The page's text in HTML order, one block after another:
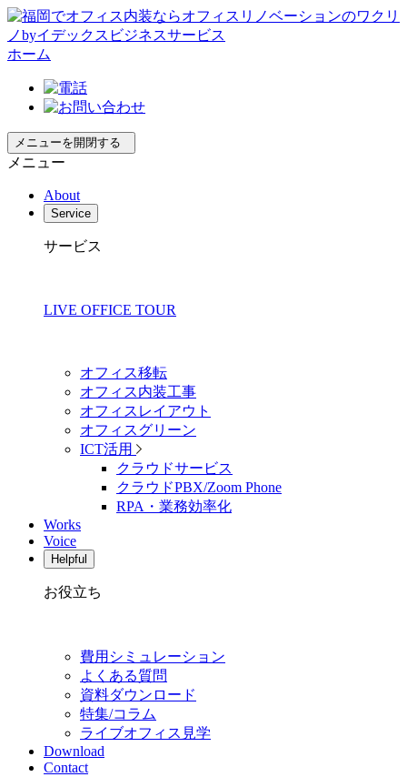
ホーム
メニューを開閉する
メニュー
About
Service
サービス
LIVE OFFICE TOUR
オフィス移転
オフィス内装工事
オフィスレイアウト
オフィスグリーン
ICT活用
クラウドサービス
クラウドPBX/Zoom Phone
RPA・業務効率化
Works
Voice
Helpful
お役立ち
費用シミュレーション
よくある質問
資料ダウンロード
特集/コラム
ライブオフィス見学
Download
Contact